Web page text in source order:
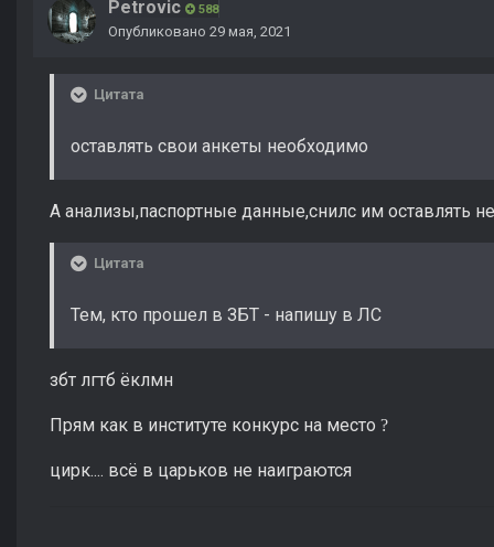
Petrovic 588
Опубликовано 29 мая, 2021
Цитата
оставлять свои анкеты необходимо
А анализы,паспортные данные,снилс им оставлять
Цитата
Тем, кто прошел в ЗБТ - напишу в ЛС
збт лгтб ёклмн
Прям как в институте конкурс на место ?
цирк.... всё в царьков не наиграются